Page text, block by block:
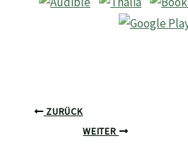
ZURÜCK
WEITER